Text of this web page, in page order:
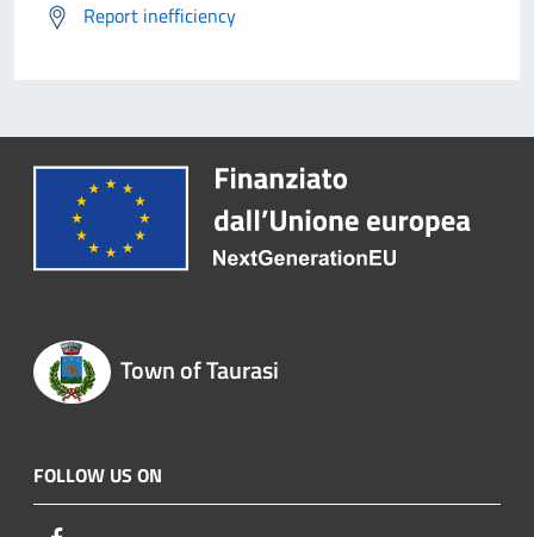
Report inefficiency
Town of Taurasi
FOLLOW US ON